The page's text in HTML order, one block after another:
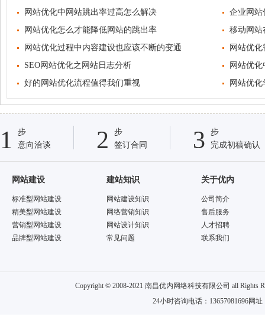
网站优化中网站跳出率过高怎么解决
企业网站
网站优化怎么才能降低网站的跳出率
移动网站
网站优化过程中内容建设也应该不断的变通
网站优
SEO网站优化之网站日志分析
网站优
好的网站优化流程值得我们重视
网站优
1
步
意向洽谈
2
步
签订合同
3
步
完成初稿确认
网站建设
标准型网站建设
精美型网站建设
营销型网站建设
品牌型网站建设
建站知识
网站建设知识
网络营销知识
网站设计知识
常见问题
关于优内
公司简介
售后服务
人才招聘
联系我们
Copyright © 2008-2021 南昌优内网络科技有限公司 all
24小时咨询电话：13657081696网